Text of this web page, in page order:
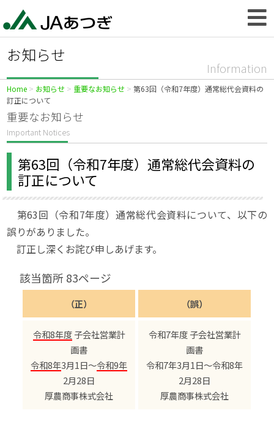
お知らせ
Information
Home お知らせ 重要なお知らせ
第63回（令和7年度）通常総代会資料の
訂正について
重要なお知らせ
Important Notices
第63回（令和7年度）通常総代会資料の
訂正について
第63回（令和7年度）通常総代会資料について、以下の
誤りがありました。
訂正し深くお詫び申しあげます。
該当箇所 83ページ
（正） （誤）
令和8年度子会社営業計
画書
令和8年3月1日～令和9年
2月28日
厚農商事株式会社
令和7年度 子会社営業計
画書
令和7年3月1日～令和8年
2月28日
厚農商事株式会社